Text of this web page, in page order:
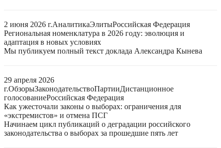
2 июня 2026 г.АналитикаЭлитыРоссийская Федерация
Региональная номенклатура в 2026 году: эволюция и
адаптация в новых условиях
Мы публикуем полный текст доклада Александра Кынева
29 апреля 2026
г.ОбзорыЗаконодательствоПартииДистанционное
голосованиеРоссийская Федерация
Как ужесточали законы о выборах: ограничения для
«экстремистов» и отмена ПСГ
Начинаем цикл публикаций о деградации российского
законодательства о выборах за прошедшие пять лет